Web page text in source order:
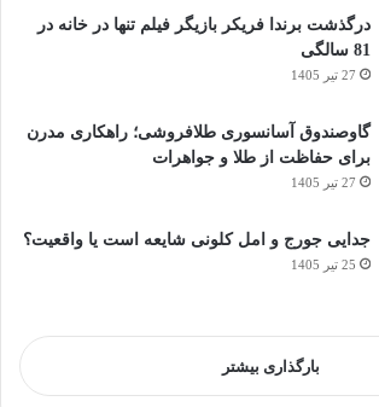
درگذشت برندا فریکر بازیگر فیلم تنها در خانه در
81 سالگی
27 تیر 1405
گاوصندوق آسانسوری طلافروشی؛ راهکاری مدرن
برای حفاظت از طلا و جواهرات
27 تیر 1405
جدایی جورج و امل کلونی شایعه است یا واقعیت؟
25 تیر 1405
بارگذاری بیشتر